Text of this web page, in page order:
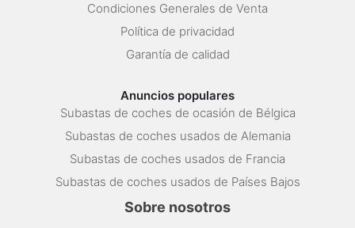
Condiciones Generales de Venta
Política de privacidad
Garantía de calidad
Anuncios populares
Subastas de coches de ocasión de Bélgica
Subastas de coches usados de Alemania
Subastas de coches usados de Francia
Subastas de coches usados de Países Bajos
Sobre nosotros